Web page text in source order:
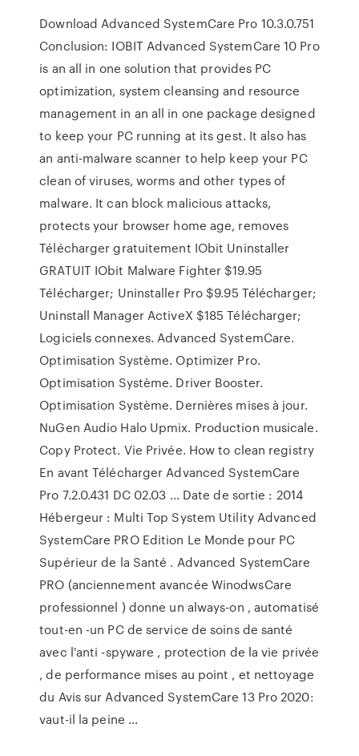
Download Advanced SystemCare Pro 10.3.0.751
Conclusion: IOBIT Advanced SystemCare 10 Pro
is an all in one solution that provides PC
optimization, system cleansing and resource
management in an all in one package designed
to keep your PC running at its gest. It also has
an anti-malware scanner to help keep your PC
clean of viruses, worms and other types of
malware. It can block malicious attacks,
protects your browser home age, removes
Télécharger gratuitement IObit Uninstaller
GRATUIT IObit Malware Fighter $19.95
Télécharger; Uninstaller Pro $9.95 Télécharger;
Uninstall Manager ActiveX $185 Télécharger;
Logiciels connexes. Advanced SystemCare.
Optimisation Système. Optimizer Pro.
Optimisation Système. Driver Booster.
Optimisation Système. Dernières mises à jour.
NuGen Audio Halo Upmix. Production musicale.
Copy Protect. Vie Privée. How to clean registry
En avant Télécharger Advanced SystemCare
Pro 7.2.0.431 DC 02.03 ... Date de sortie : 2014
Hébergeur : Multi Top System Utility Advanced
SystemCare PRO Edition Le Monde pour PC
Supérieur de la Santé . Advanced SystemCare
PRO (anciennement avancée WinodwsCare
professionnel ) donne un always-on , automatisé
tout-en -un PC de service de soins de santé
avec l'anti -spyware , protection de la vie privée
, de performance mises au point , et nettoyage
du Avis sur Advanced SystemCare 13 Pro 2020:
vaut-il la peine ...